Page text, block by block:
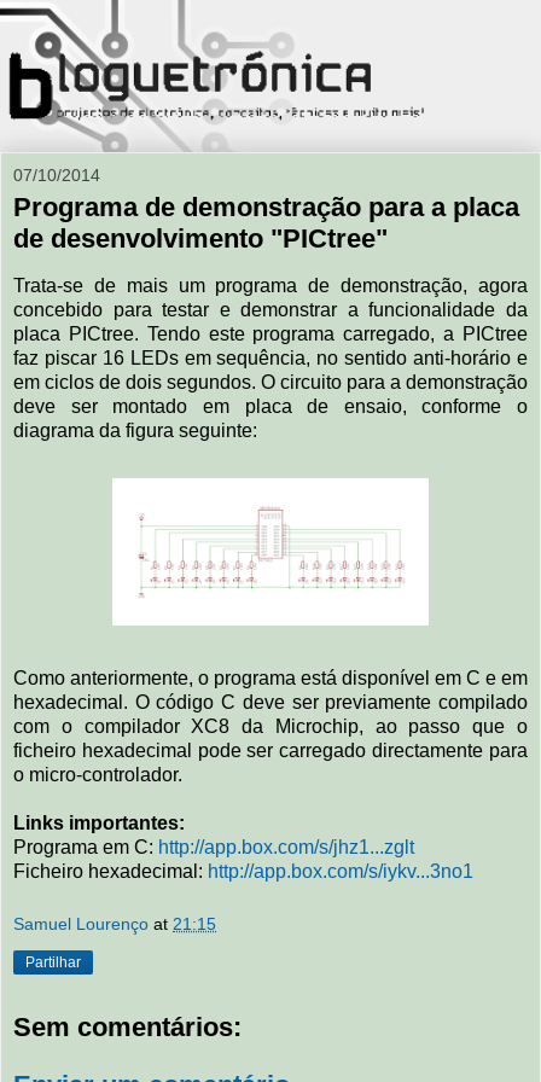
07/10/2014
Programa de demonstração para a placa
de desenvolvimento "PICtree"
Trata-se de mais um programa de demonstração, agora
concebido para testar e demonstrar a funcionalidade da
placa PICtree. Tendo este programa carregado, a PICtree
faz piscar 16 LEDs em sequência, no sentido anti-horário e
em ciclos de dois segundos. O circuito para a demonstração
deve ser montado em placa de ensaio, conforme o
diagrama da figura seguinte:
Como anteriormente, o programa está disponível em C e em
hexadecimal. O código C deve ser previamente compilado
com o compilador XC8 da Microchip, ao passo que o
ficheiro hexadecimal pode ser carregado directamente para
o micro-controlador.
Links importantes:
Programa em C: http://app.box.com/s/jhz1...zglt
Ficheiro hexadecimal: http://app.box.com/s/iykv...3no1
Samuel Lourenço at 21:15
Partilhar
Sem comentários: